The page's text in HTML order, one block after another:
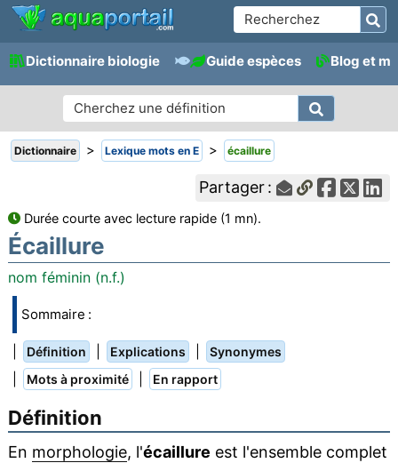
Dictionnaire biologie Guide espèces Blog et
Dictionnaire > Lexique mots en E > écaillure
Partager :
Durée courte avec lecture rapide (1 mn).
Écaillure
nom féminin (n.f.)
Sommaire :
Définition Explications Synonymes
Mots à proximité En rapport
Définition
En morphologie, l'écaillure est l'ensemble complet